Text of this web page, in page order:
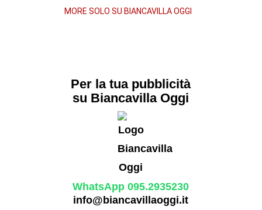
MORE SOLO SU BIANCAVILLA OGGI
Per la tua pubblicità
su Biancavilla Oggi
WhatsApp 095.2935230
info@biancavillaoggi.it